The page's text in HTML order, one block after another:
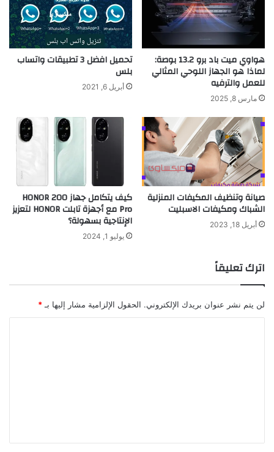
هواوي ميت باد برو 13.2 بوصة:
لماذا هو الجهاز اللوحي المثالي
للعمل والترفيه
مارس 8, 2025
تحميل افضل 3 تطبيقات واتساب
بلس
أبريل 6, 2021
صيانة وتنظيف المكيفات المنزلية
الشباك ومكيفات الاسبليت
أبريل 18, 2023
كيف يتكامل جهاز HONOR 200
Pro مع أجهزة تابلت HONOR لتعزيز
الإنتاجية بسهولة؟
يوليو 1, 2024
اترك تعليقاً
لن يتم نشر عنوان بريدك الإلكتروني. الحقول الإلزامية مشار إليها بـ *